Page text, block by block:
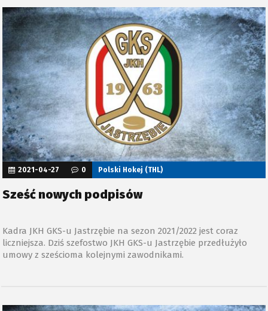
Sześć nowych podpisów
Kadra JKH GKS-u Jastrzębie na sezon 2021/2022 jest coraz
liczniejsza. Dziś szefostwo JKH GKS-u Jastrzębie przedłużyło
umowy z sześcioma kolejnymi zawodnikami.
2021-04-27 0 Polski Hokej (THL)